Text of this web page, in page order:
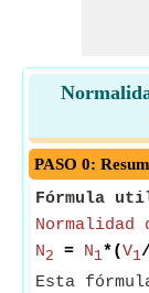
PASO 0:
Fórmula
N2 = N1*(V1/
Esta